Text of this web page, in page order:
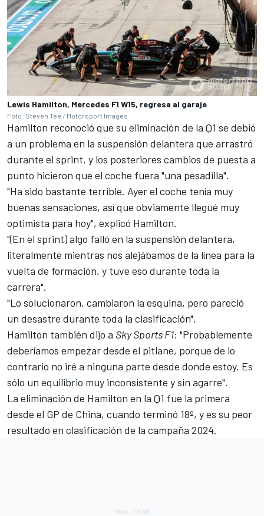
Lewis Hamilton, Mercedes F1 W15, regresa al garaje
Foto: Steven Tee / Motorsport Images
Hamilton reconoció que su eliminación de la Q1 se debió
a un problema en la suspensión delantera que arrastró
durante el sprint, y los posteriores cambios de puesta a
punto hicieron que el coche fuera "una pesadilla".
"Ha sido bastante terrible. Ayer el coche tenía muy
buenas sensaciones, así que obviamente llegué muy
optimista para hoy", explicó Hamilton.
"(En el sprint) algo falló en la suspensión delantera,
literalmente mientras nos alejábamos de la línea para la
vuelta de formación, y tuve eso durante toda la
carrera".
"Lo solucionaron, cambiaron la esquina, pero pareció
un desastre durante toda la clasificación".
Hamilton también dijo a Sky Sports F1: "Probablemente
deberíamos empezar desde el pitlane, porque de lo
contrario no iré a ninguna parte desde donde estoy. Es
sólo un equilibrio muy inconsistente y sin agarre".
La eliminación de Hamilton en la Q1 fue la primera
desde el GP de China, cuando terminó 18º, y es su peor
resultado en clasificación de la campaña 2024.